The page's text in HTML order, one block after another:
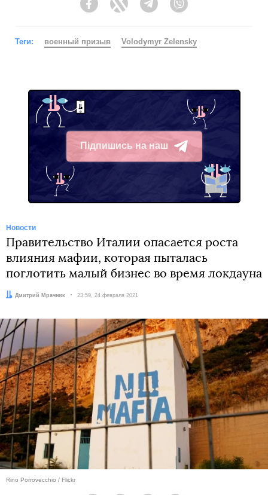
FacebookTwitter Telegram
Теги: военный призыв Volodymyr Zelensky
Підпишись на наш
Telegram
Новости
Правительство Италии опасается роста
влияния мафии, которая пыталась
поглотить малый бизнес во время локдауна
Автор:
Дмитрий Мрачник Дата:
23:59, 24 февраля 2021
Rino Porrovecchio / Flickr